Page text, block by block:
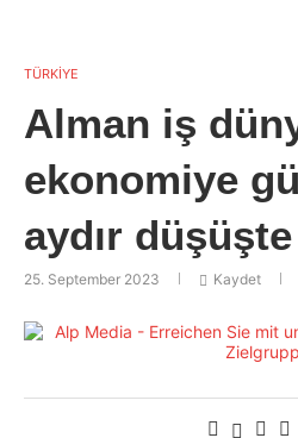
TÜRKİYE
Alman iş
ekonomiye
aydır düşüşte
25. September 2023 Kaydet